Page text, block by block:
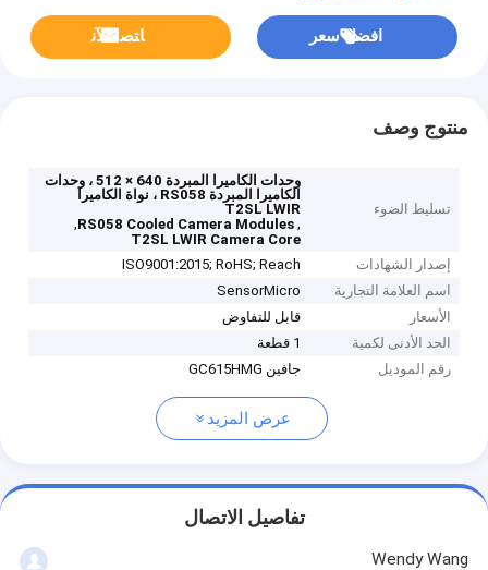
افضل سعر ﺎﺘﺼﻟ ﺍﻶﻧ
منتوج وصف
تسليط الضوء
وحدات الكاميرا المبردة 640 × 512 ، وحدات
الكاميرا المبردة RS058 ، نواة الكاميرا
T2SL LWIR
,
RS058 Cooled Camera Modules
,
T2SL LWIR Camera Core
إصدار الشهادات
ISO9001:2015; RoHS; Reach
اسم العلامة التجارية
SensorMicro
الأسعار
قابل للتفاوض
الحد الأدنى لكمية
1 قطعة
رقم الموديل
جافين GC615HMG
عرض المزيد
تفاصيل الاتصال
Wendy Wang